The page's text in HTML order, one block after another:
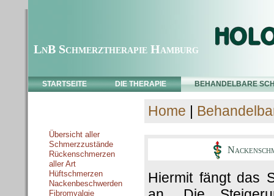
LnB Schmerztherapie Hamburg
STARTSEITE DIE THERAPIE BEHANDELBARE
Übersicht aller
Schmerzzustände
Rückenschmerzen
aller Art
Hüftschmerzen
Nackenbeschwerden
Fibromyalgie
Home |
Hiermit fängt das